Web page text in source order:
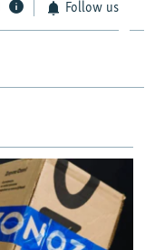
Follow us